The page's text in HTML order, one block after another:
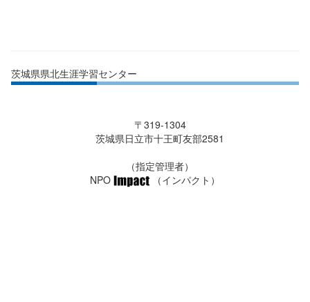
茨城県県北生涯学習センター
〒319-1304
茨城県日立市十王町友部2581
（指定管理者）
NPO
（インパクト）